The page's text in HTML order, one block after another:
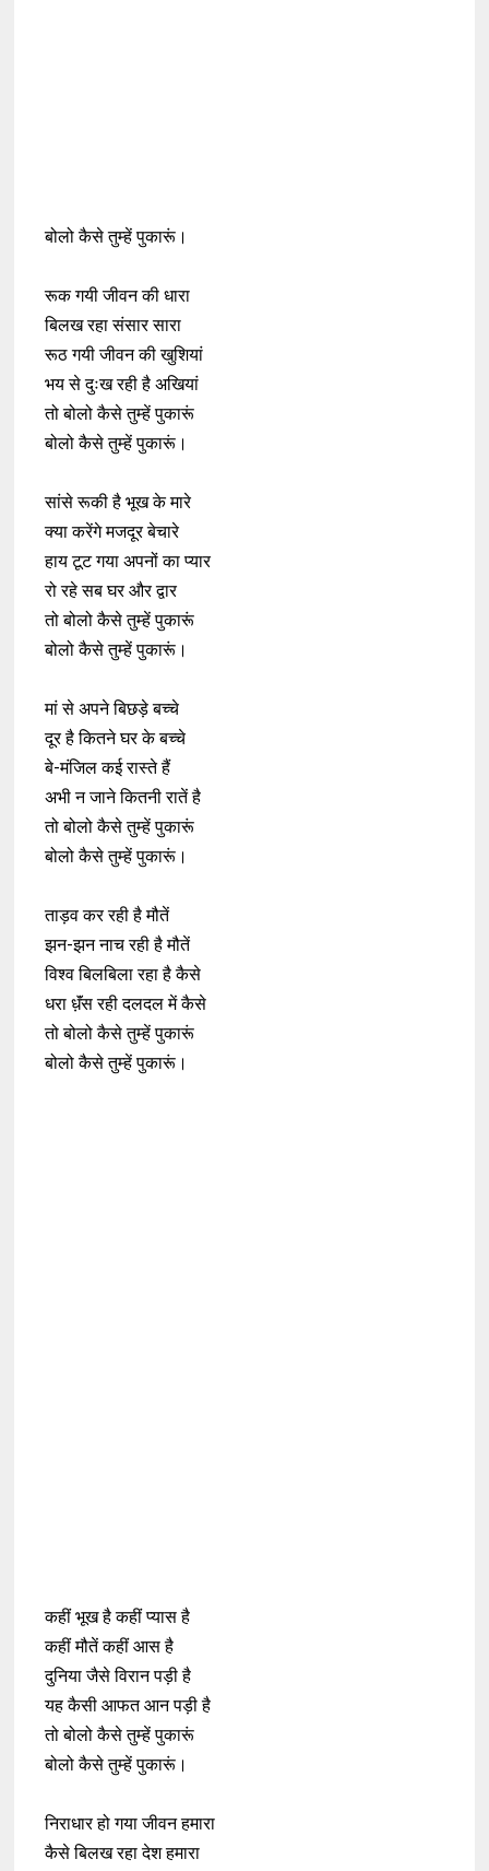
बोलो कैसे तुम्हें पुकारूं।
रूक गयी जीवन की धारा
बिलख रहा संसार सारा
रूठ गयी जीवन की खुशियां
भय से दुःख रही है अखियां
तो बोलो कैसे तुम्हें पुकारूं
बोलो कैसे तुम्हें पुकारूं।
सांसे रूकी है भूख के मारे
क्या करेंगे मजदूर बेचारे
हाय टूट गया अपनों का प्यार
रो रहे सब घर और द्वार
तो बोलो कैसे तुम्हें पुकारूं
बोलो कैसे तुम्हें पुकारूं।
मां से अपने बिछड़े बच्चे
दूर है कितने घर के बच्चे
बे-मंजिल कई रास्ते हैं
अभी न जाने कितनी रातें है
तो बोलो कैसे तुम्हें पुकारूं
बोलो कैसे तुम्हें पुकारूं।
ताड़व कर रही है मौतें
झन-झन नाच रही है मौतें
विश्व बिलबिला रहा है कैसे
धरा धॅ़ंस रही दलदल में कैसे
तो बोलो कैसे तुम्हें पुकारूं
बोलो कैसे तुम्हें पुकारूं।
कहीं भूख है कहीं प्यास है
कहीं मौतें कहीं आस है
दुनिया जैसे विरान पड़ी है
यह कैसी आफत आन पड़ी है
तो बोलो कैसे तुम्हें पुकारूं
बोलो कैसे तुम्हें पुकारूं।
निराधार हो गया जीवन हमारा
कैसे बिलख रहा देश हमारा